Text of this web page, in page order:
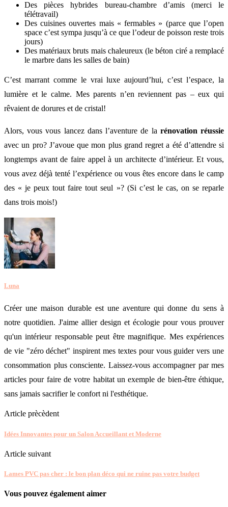
Des pièces hybrides bureau-chambre d’amis (merci le
télétravail)
Des cuisines ouvertes mais « fermables » (parce que l’open
space c’est sympa jusqu’à ce que l’odeur de poisson reste trois
jours)
Des matériaux bruts mais chaleureux (le béton ciré a remplacé
le marbre dans les salles de bain)
C’est marrant comme le vrai luxe aujourd’hui, c’est l’espace, la
lumière et le calme. Mes parents n’en reviennent pas – eux qui
rêvaient de dorures et de cristal!
Alors, vous vous lancez dans l’aventure de la rénovation réussie
avec un pro? J’avoue que mon plus grand regret a été d’attendre si
longtemps avant de faire appel à un architecte d’intérieur. Et vous,
vous avez déjà tenté l’expérience ou vous êtes encore dans le camp
des « je peux tout faire tout seul »? (Si c’est le cas, on se reparle
dans trois mois!)
Luna
Créer une maison durable est une aventure qui donne du sens à
notre quotidien. J'aime allier design et écologie pour vous prouver
qu'un intérieur responsable peut être magnifique. Mes expériences
de vie "zéro déchet" inspirent mes textes pour vous guider vers une
consommation plus consciente. Laissez-vous accompagner par mes
articles pour faire de votre habitat un exemple de bien-être éthique,
sans jamais sacrifier le confort ni l'esthétique.
Article prècèdent
Idées Innovantes pour un Salon Accueillant et Moderne
Article suivant
Lames PVC pas cher : le bon plan déco qui ne ruine pas votre budget
Vous pouvez également aimer